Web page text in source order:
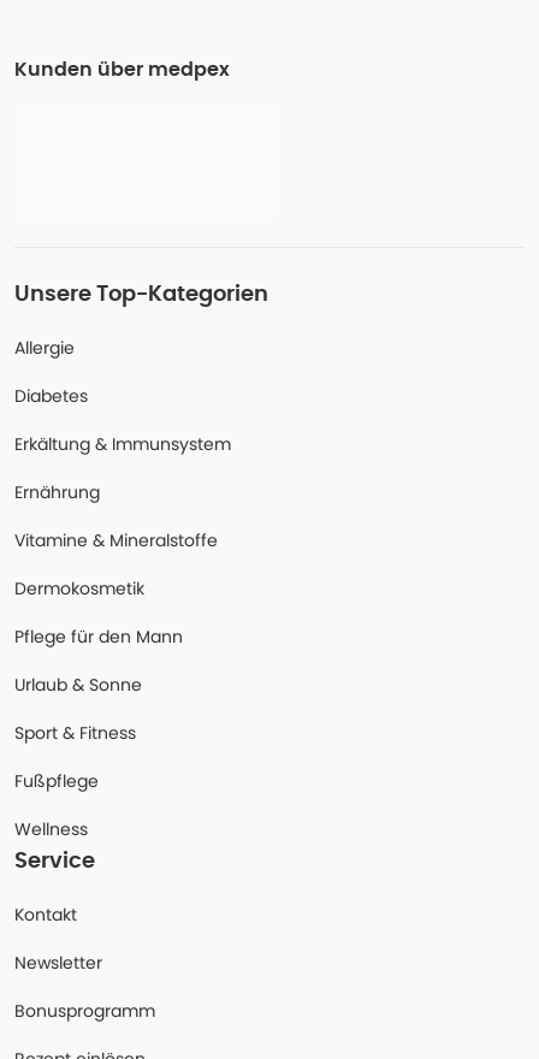
Kunden über medpex
Unsere Top-Kategorien
Allergie
Diabetes
Erkältung & Immunsystem
Ernährung
Vitamine & Mineralstoffe
Dermokosmetik
Pflege für den Mann
Urlaub & Sonne
Sport & Fitness
Fußpflege
Wellness
Service
Kontakt
Newsletter
Bonusprogramm